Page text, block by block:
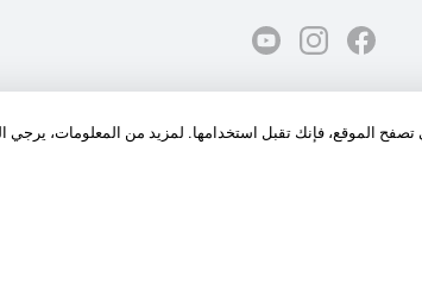
تصفح الموقع، فإنك تقبل استخدامها. لمزيد من المعلومات، يرجي